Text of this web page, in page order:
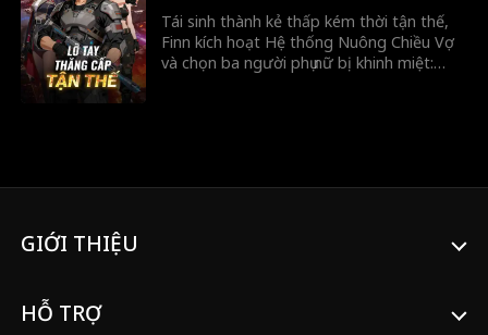
Tái sinh thành kẻ thấp kém thời tận thế,
Finn kích hoạt Hệ thống Nuông Chiều Vợ
và chọn ba người phụ nữ bị khinh miệt:
thời. Họ cùng nhau nghiền nát kẻ thù,
dọa mạng sống của cả nhóm. Cuộc chiến
GIỚI THIỆU
HỖ TRỢ